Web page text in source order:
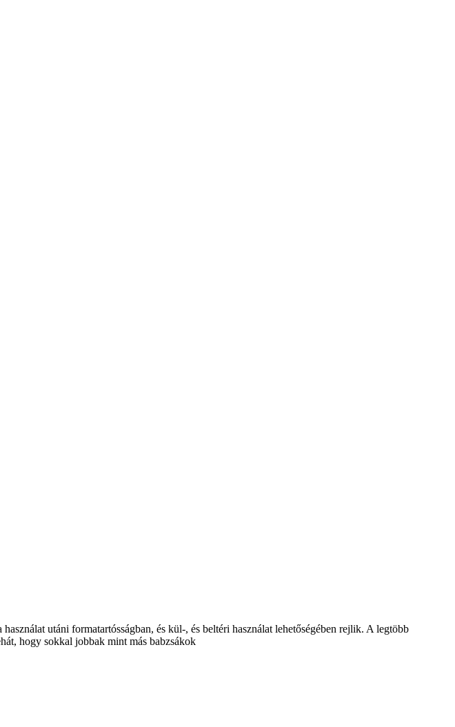
utáni formatartósságban, és kül-, és beltéri használat lehetőségében rejlik. A legtöbb
hogy sokkal jobbak mint más babzsákok